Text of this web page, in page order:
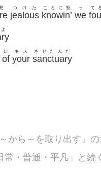
見
jealous
つけた
knowin’
ことに怒
we
っ て
of
に
your
キス
sanctuary
させたんだ
から～を取り出す」の
常・普通・平凡」と続